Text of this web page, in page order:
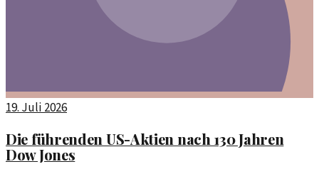
19. Juli 2026
Die führenden US-Aktien nach 130 Jahren
Dow Jones